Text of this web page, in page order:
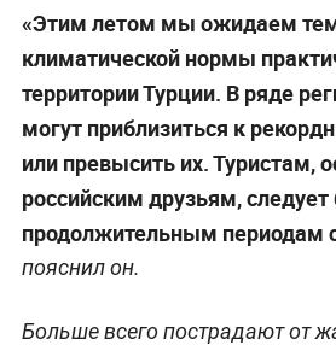
«Этим летом мы ожидаем
климатической нормы
территории Турции. В ряде
могут приблизиться к
или превысить их. Туристам,
российским друзьям,
продолжительным периодам
пояснил он.
Больше всего пострадают от